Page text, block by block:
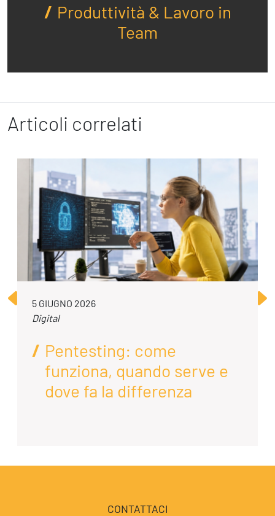
Produttività & Lavoro in
Team
Articoli correlati
5 GIUGNO 2026
Digital
Pentesting: come
funziona, quando serve e
dove fa la differenza
CONTATTACI